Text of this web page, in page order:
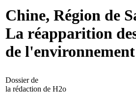
Chine, Région de
La réapparition
de l'environnement
Dossier de
la rédaction de H2o